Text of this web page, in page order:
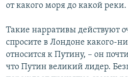
от какого моря до какой реки.
Такие нарративы действуют
спросите в Лондоне какого-
относится к Путину, – он
что Путин великий лидер.